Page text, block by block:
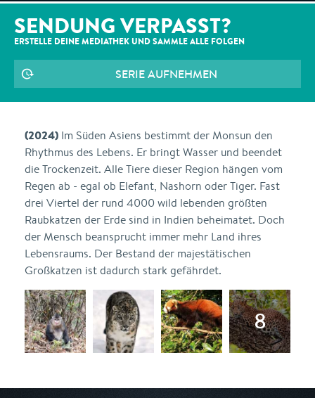
SENDUNG VERPASST?
ERSTELLE DEINE MEDIATHEK UND SAMMLE ALLE FOLGEN
SERIE AUFNEHMEN
(2024) Im Süden Asiens bestimmt der Monsun den
Rhythmus des Lebens. Er bringt Wasser und beendet
die Trockenzeit. Alle Tiere dieser Region hängen vom
Regen ab - egal ob Elefant, Nashorn oder Tiger. Fast
drei Viertel der rund 4000 wild lebenden größten
Raubkatzen der Erde sind in Indien beheimatet. Doch
der Mensch beansprucht immer mehr Land ihres
Lebensraums. Der Bestand der majestätischen
Großkatzen ist dadurch stark gefährdet.